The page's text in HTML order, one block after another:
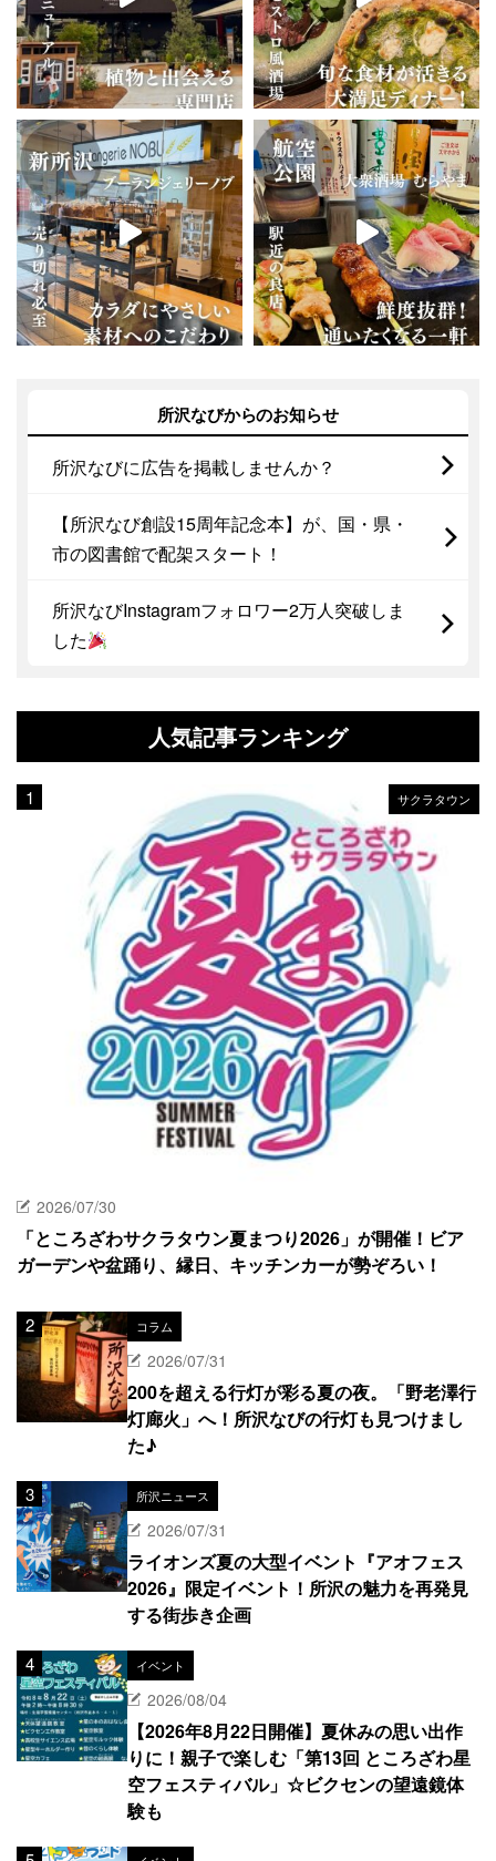
所沢なびからのお知らせ
所沢なびに広告を掲載しませんか？
【所沢なび創設15周年記念本】が、国・県・
市の図書館で配架スタート！
所沢なびInstagramフォロワー2万人突破しま
した
人気記事ランキング
サクラタウン
2026/07/30
「ところざわサクラタウン夏まつり2026」が開催！ビア
ガーデンや盆踊り、縁日、キッチンカーが勢ぞろい！
コラム
2026/07/31
200を超える行灯が彩る夏の夜。「野老澤行
灯廊火」へ！所沢なびの行灯も見つけまし
た♪
所沢ニュース
2026/07/31
ライオンズ夏の大型イベント『アオフェス
2026』限定イベント！所沢の魅力を再発見
する街歩き企画
イベント
2026/08/04
【2026年8月22日開催】夏休みの思い出作
りに！親子で楽しむ「第13回 ところざわ星
空フェスティバル」☆ビクセンの望遠鏡体
験も